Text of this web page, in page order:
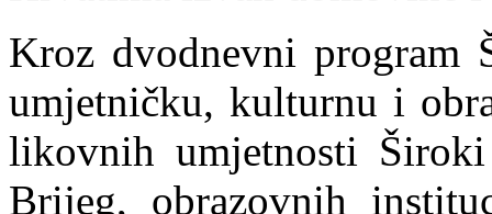
Kroz dvodnevni program
umjetničku, kulturnu i
likovnih umjetnosti
Brijeg, obrazovnih